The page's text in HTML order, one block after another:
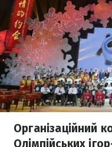
Організаційний
Олімпійських